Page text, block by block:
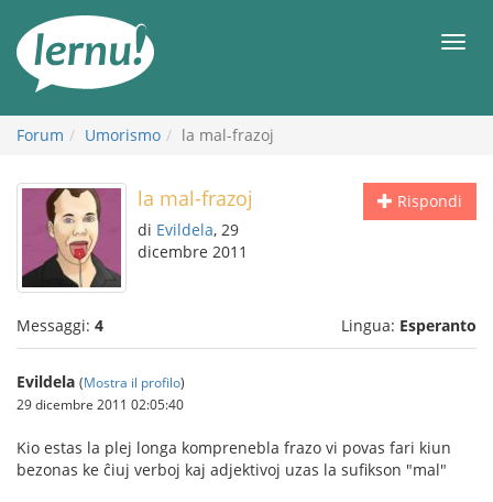
all’indice
Forum Umorismo la mal-frazoj
Rispondi
la mal-frazoj
di Evildela, 29
dicembre 2011
Messaggi: 4 Lingua: Esperanto
Evildela (Mostra il profilo)
29 dicembre 2011 02:05:40
Kio estas la plej longa komprenebla frazo vi povas fari kiun
bezonas ke ĉiuj verboj kaj adjektivoj uzas la sufikson "mal"